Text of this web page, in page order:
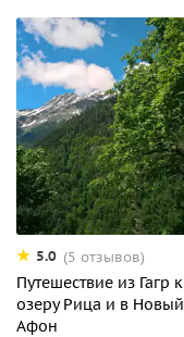
5.0 (5 отзывов)
Путешествие из Гагр к
озеру Рица и в Новый
Афон